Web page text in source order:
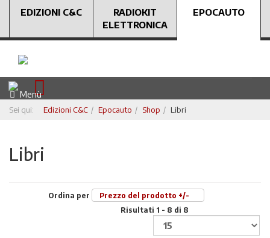
EDIZIONI C&C
RADIOKIT
ELETTRONICA
EPOCAUTO
Menù
Sei qui: Edizioni C&C Epocauto Shop Libri
Libri
Ordina per
Prezzo del prodotto +/-
Risultati 1 - 8 di 8